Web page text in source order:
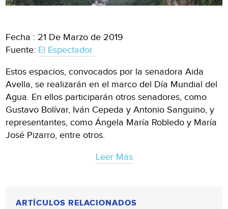
Fecha : 21 De Marzo de 2019
Fuente: El Espectador
Estos espacios, convocados por la senadora Aida
Avella, se realizarán en el marco del Día Mundial del
Agua. En ellos participarán otros senadores, como
Gustavo Bolívar, Iván Cepeda y Antonio Sanguino, y
representantes, como Ángela María Robledo y María
José Pizarro, entre otros.
Leer Más
ARTÍCULOS RELACIONADOS